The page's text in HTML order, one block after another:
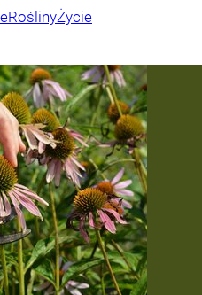
RoślinyŻycie